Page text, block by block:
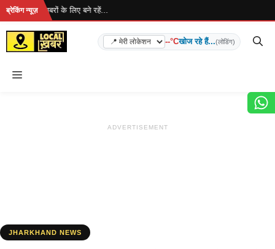
Skip
content
ब्रेकिंग न्यूज़
है... ताज़ा खबरों के लिए बने रहें...
--°Cखोज रहे हैं...(लोडिंग)
Menu
ADVERTISEMENT
JHARKHAND NEWS